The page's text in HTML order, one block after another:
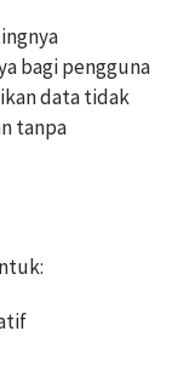
bagi pengguna
data tidak
tanpa